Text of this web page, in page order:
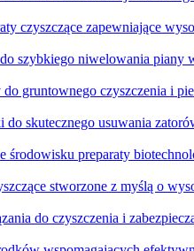
czyszczące zapewniające
szybkiego niwelowania piany
gruntownego czyszczenia i
skutecznego usuwania
środowisku preparaty
stworzone z myślą o
do czyszczenia i